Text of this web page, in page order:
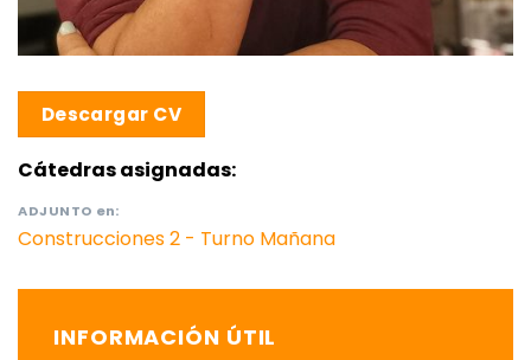
Descargar CV
Cátedras asignadas:
ADJUNTO en:
Construcciones 2 - Turno Mañana
INFORMACIÓN ÚTIL